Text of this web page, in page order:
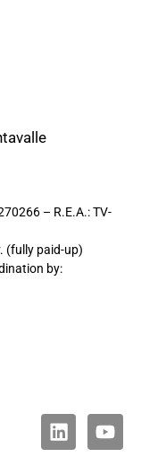
– R.E.A.: TV-
(fully paid-up)
by: